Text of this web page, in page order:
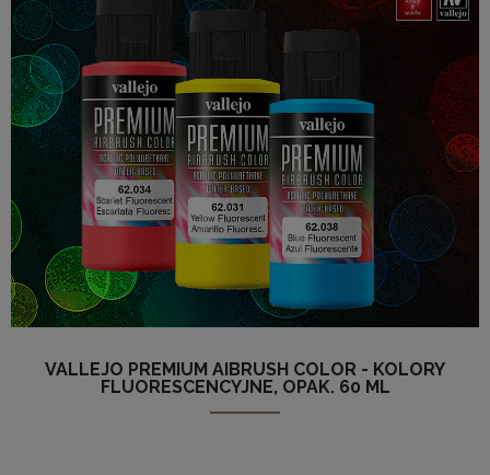
VALLEJO PREMIUM AIBRUSH COLOR - KOLORY
FLUORESCENCYJNE, OPAK. 60 ML